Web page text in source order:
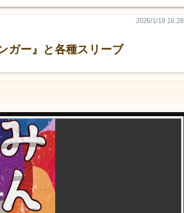
ガー』と各種スリーブ
2026/1/19 16:28